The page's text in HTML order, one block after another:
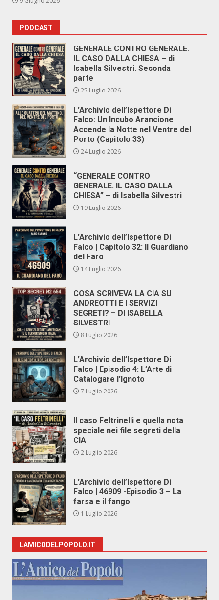
PODCAST
GENERALE CONTRO GENERALE.
IL CASO DALLA CHIESA – di
Isabella Silvestri. Seconda
parte
25 Luglio 2026
L’Archivio dell’Ispettore Di
Falco: Un Incubo Arancione
Accende la Notte nel Ventre del
Porto (Capitolo 33)
24 Luglio 2026
“GENERALE CONTRO
GENERALE. IL CASO DALLA
CHIESA” – di Isabella Silvestri
19 Luglio 2026
L’Archivio dell’Ispettore Di
Falco | Capitolo 32: Il Guardiano
del Faro
14 Luglio 2026
COSA SCRIVEVA LA CIA SU
ANDREOTTI E I SERVIZI
SEGRETI? – DI ISABELLA
SILVESTRI
8 Luglio 2026
L’Archivio dell’Ispettore Di
Falco | Episodio 4: L’Arte di
Catalogare l’Ignoto
7 Luglio 2026
Il caso Feltrinelli e quella nota
speciale nei file segreti della
CIA
2 Luglio 2026
L’Archivio dell’Ispettore Di
Falco | 46909 -Episodio 3 – La
farsa e il fango
1 Luglio 2026
LAMICODELPOPOLO.IT